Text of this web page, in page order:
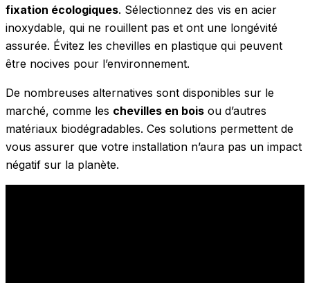
fixation écologiques. Sélectionnez des vis en acier
inoxydable, qui ne rouillent pas et ont une longévité
assurée. Évitez les chevilles en plastique qui peuvent
être nocives pour l’environnement.
De nombreuses alternatives sont disponibles sur le
marché, comme les chevilles en bois ou d’autres
matériaux biodégradables. Ces solutions permettent de
vous assurer que votre installation n’aura pas un impact
négatif sur la planète.